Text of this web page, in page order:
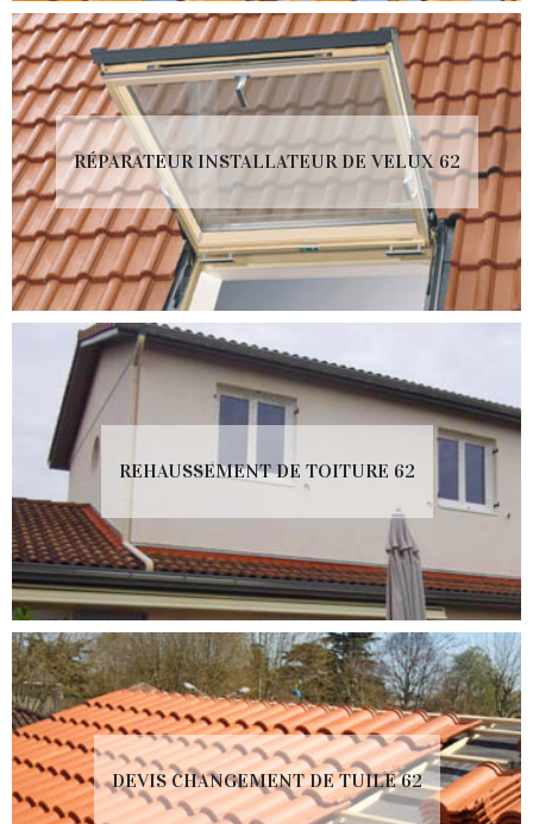
RÉPARATEUR INSTALLATEUR DE VELUX 62
REHAUSSEMENT DE TOITURE 62
DEVIS CHANGEMENT DE TUILE 62